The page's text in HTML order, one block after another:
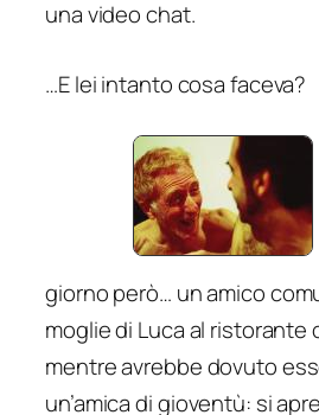
una video chat.
…E lei intanto cosa faceva?
giorno però… un amico
moglie di Luca al ristorante
mentre avrebbe dovuto
un’amica di gioventù: si